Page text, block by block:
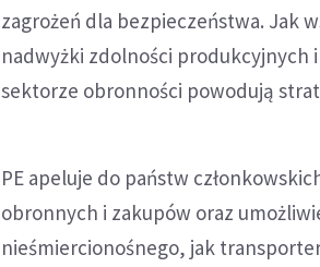
zagrożeń dla bezpieczeństwa. Jak
nadwyżki zdolności produkcyjnych
sektorze obronności powodują
PE apeluje do państw
obronnych i zakupów oraz
nieśmiercionośnego, jak